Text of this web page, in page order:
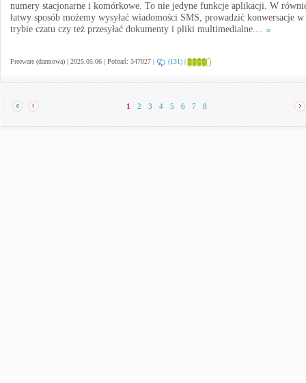
numery stacjonarne i komórkowe. To nie jedyne funkcje aplikacji. W
łatwy sposób możemy wysyłać wiadomości SMS, prowadzić konwersacje w
trybie czatu czy też przesyłać dokumenty i pliki multimedialne....
Freeware (darmowa) | 2025.05.06 | Pobrań: 347027 | (131) |
1 2 3 4 5 6 7 8